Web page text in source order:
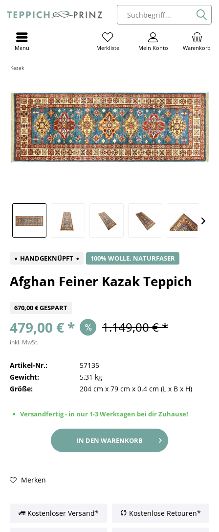
Warenkorb
Mein Konto
Merkliste
Menü
Kazak
HANDGEKNÜPFT 100% WOLLE, NATURFASER
Afghan Feiner Kazak Teppich
670,00 € GESPART
479,00 € * 1.149,00 € *
inkl. MwSt.
Artikel-Nr.:
57135
Gewicht:
5,31 kg
Größe:
204 cm x 79 cm x 0.4 cm (L x B x H)
Versandfertig - in nur 1-3 Werktagen bei dir Zuhause!
IN DEN WARENKORB
Merken
Kostenloser Versand* Kostenlose Retouren*